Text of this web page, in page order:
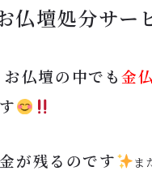
仏壇処分サー
お仏壇の中でも金
が残るのです ま